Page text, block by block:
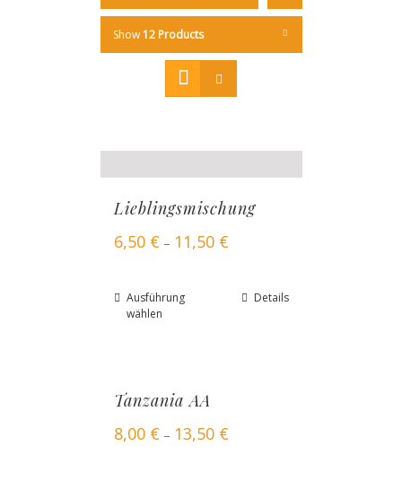
Show12 Products
Lieblingsmischung
6,50 € – 11,50 €
Ausführung
wählen
Details
Tanzania AA
8,00 € – 13,50 €